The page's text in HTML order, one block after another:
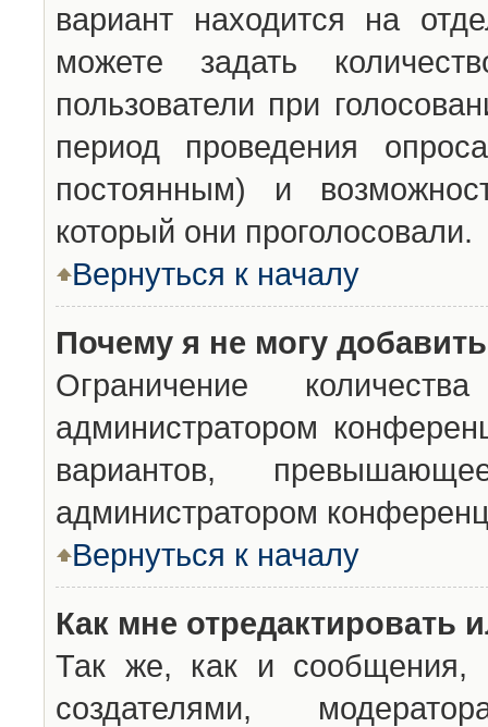
вариант находится на
можете задать
пользователи при
период проведения
постоянным) и
который они проголосовали.
Вернуться к началу
Почему я не могу
Ограничение
администратором
вариантов,
администратором
Вернуться к началу
Как мне отредактировать
Так же, как и сообщения,
создателями,